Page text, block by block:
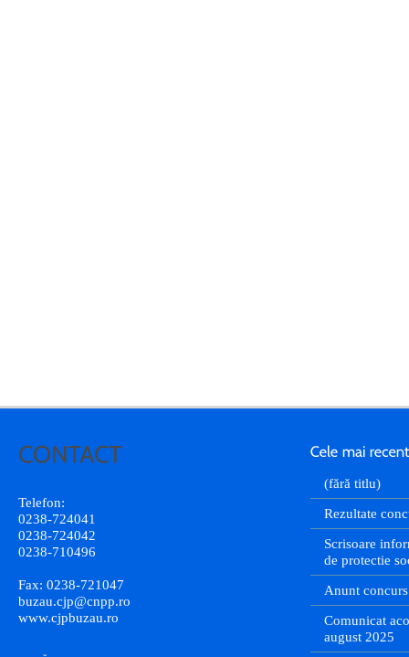
Telefon:
0238-724041
0238-724042
0238-710496
Fax: 0238-721047
buzau.cjp@cnpp.ro
www.cjpbuzau.ro
(fără titlu)
Rezultate
Scrisoare
de protectie
Anunt concurs
Comunicat
august 2025